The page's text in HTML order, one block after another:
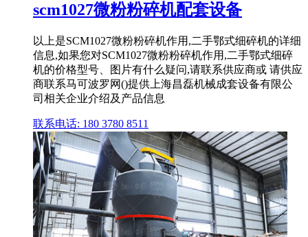
scm1027微粉粉碎机配套设备
以上是SCM1027微粉粉碎机作用,二手鄂式细碎机的详细
信息,如果您对SCM1027微粉粉碎机作用,二手鄂式细碎
机的价格型号、图片有什么疑问,请联系供应商或 请供应
商联系马可波罗网()提供上海昌磊机械成套设备有限公
司相关企业介绍及产品信息
联系电话: 180 3780 8511